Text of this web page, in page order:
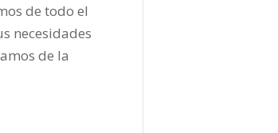
de todo el
necesidades
de la